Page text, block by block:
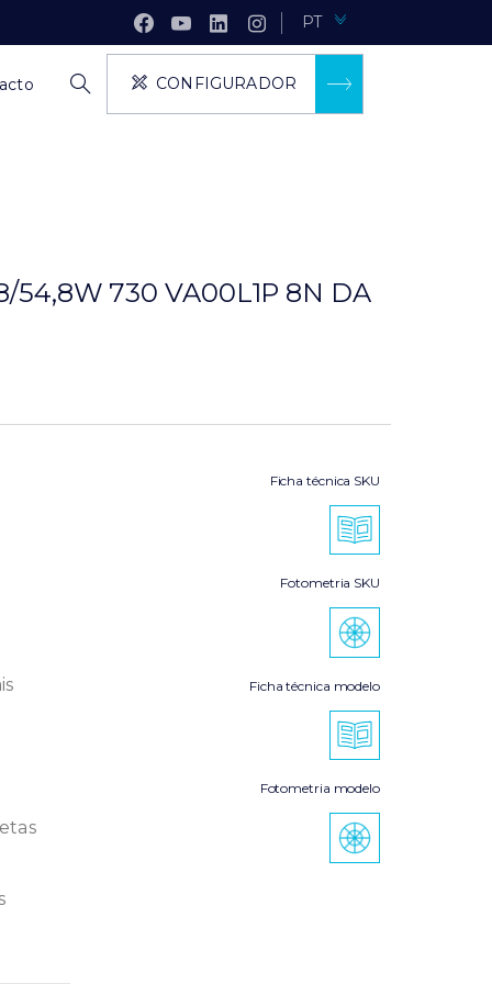
PT
CONFIGURADOR
54,8W 730 VA00L1P 8N DA
Ficha técnica SKU
Fotometria SKU
Ficha técnica modelo
Fotometria modelo